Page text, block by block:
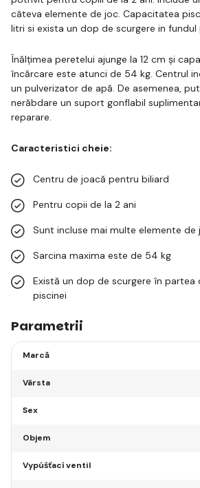
câteva elemente de joc. Capacitatea
litri si exista un dop de scurgere in fundul
Înălțimea peretelui ajunge la 12 cm și
încărcare este atunci de 54 kg. Centrul
un pulverizator de apă. De asemenea,
nerăbdare un suport gonflabil
reparare.
Caracteristici cheie:
Centru de joacă pentru biliard
Pentru copii de la 2 ani
Sunt incluse mai multe elemente de
Sarcina maxima este de 54 kg
Există un dop de scurgere în partea
piscinei
Parametrii
Marcă
Vârsta
Sex
Objem
Vypúšťací ventil